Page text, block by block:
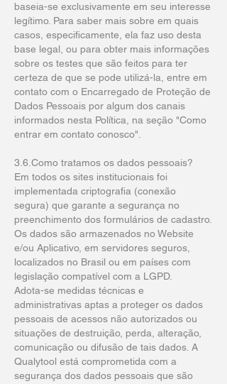
baseia-se exclusivamente em seu interesse
legítimo. Para saber mais sobre em quais
casos, especificamente, ela faz uso desta
base legal, ou para obter mais informações
sobre os testes que são feitos para ter
certeza de que se pode utilizá-la, entre em
contato com o Encarregado de Proteção de
Dados Pessoais por algum dos canais
informados nesta Política, na seção "Como
entrar em contato conosco".
3.6.Como tratamos os dados pessoais?
Em todos os sites institucionais foi
implementada criptografia (conexão
segura) que garante a segurança no
preenchimento dos formulários de cadastro.
Os dados são armazenados no Website
e/ou Aplicativo, em servidores seguros,
localizados no Brasil ou em países com
legislação compatível com a LGPD.
Adota-se medidas técnicas e
administrativas aptas a proteger os dados
pessoais de acessos não autorizados ou
situações de destruição, perda, alteração,
comunicação ou difusão de tais dados. A
Qualytool está comprometida com a
segurança dos dados pessoais que são